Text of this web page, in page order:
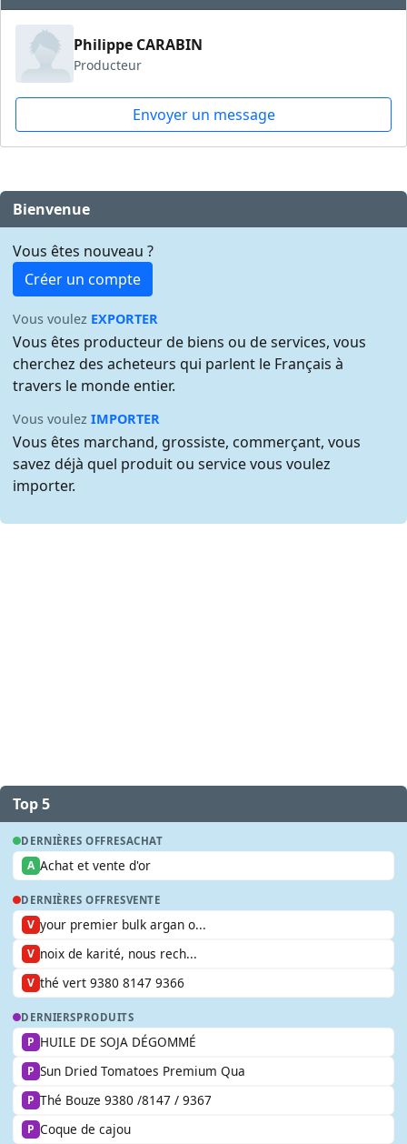
Philippe CARABIN
Producteur
Envoyer un message
Bienvenue
Vous êtes nouveau ?
Créer un compte
Vous voulez EXPORTER
Vous êtes producteur de biens ou de services, vous
cherchez des acheteurs qui parlent le Français à
travers le monde entier.
Vous voulezIMPORTER
Vous êtes marchand, grossiste, commerçant, vous
savez déjà quel produit ou service vous voulez
importer.
Top 5
DERNIÈRES OFFRESACHAT
A Achat et vente d'or
DERNIÈRES OFFRESVENTE
V your premier bulk argan o...
V noix de karité, nous rech...
V thé vert 9380 8147 9366
DERNIERSPRODUITS
P HUILE DE SOJA DÉGOMMÉ
P Sun Dried Tomatoes Premium Qua
P Thé Bouze 9380 /8147 / 9367
P Coque de cajou